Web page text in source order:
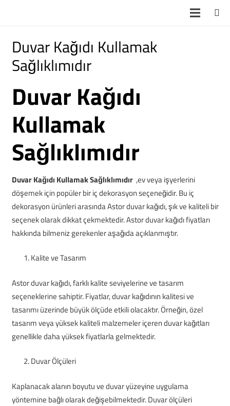
Duvar Kağıdı Kullamak
Sağlıklımıdır
Duvar Kağıdı
Kullamak
Sağlıklımıdır
Duvar Kağıdı Kullamak Sağlıklımıdır,ev veya işyerlerini
döşemek için popüler bir iç dekorasyon seçeneğidir. Bu iç
dekorasyon ürünleri arasında Astor duvar kağıdı, şık ve kaliteli bir
seçenek olarak dikkat çekmektedir. Astor duvar kağıdı fiyatları
hakkında bilmeniz gerekenler aşağıda açıklanmıştır.
Kalite ve Tasarım
Astor duvar kağıdı, farklı kalite seviyelerine ve tasarım
seçeneklerine sahiptir. Fiyatlar, duvar kağıdının kalitesi ve
tasarımı üzerinde büyük ölçüde etkili olacaktır. Örneğin, özel
tasarım veya yüksek kaliteli malzemeler içeren duvar kağıtları
genellikle daha yüksek fiyatlarla gelmektedir.
Duvar Ölçüleri
Kaplanacak alanın boyutu ve duvar yüzeyine uygulama
yöntemine bağlı olarak değişebilmektedir. Duvar ölçüleri